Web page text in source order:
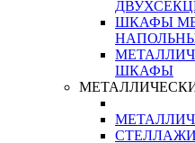
ШКАФЫ
ШКАФЫ